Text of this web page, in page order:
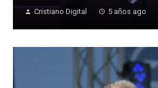
Cristiano Digital 5 años ago